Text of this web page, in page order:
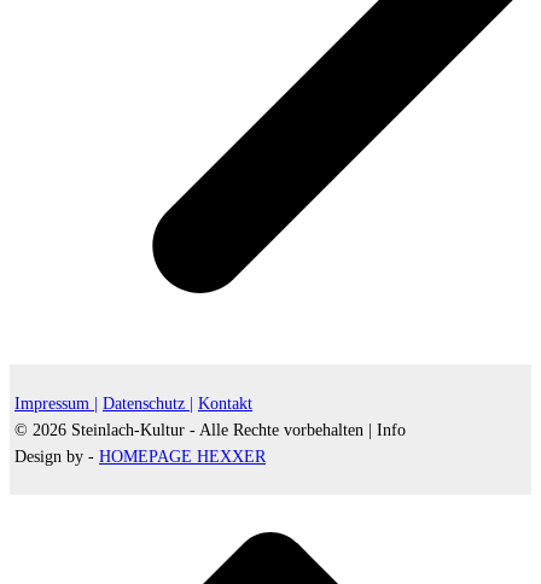
Impressum | Datenschutz |
Kontakt
© 2026 Steinlach-Kultur - Alle Rechte vorbehalten |
Info
Design by - HOMEPAGE HEXXER